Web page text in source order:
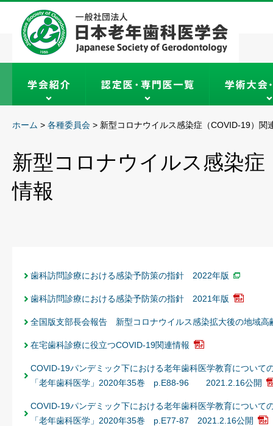
ホーム > 各種委員会 > 新型コロナウイルス感染症（COVID-19）関
新型コロナウイルス感染症
情報
歯科訪問診療における感染予防策の指針 2022年版
歯科訪問診療における感染予防策の指針 2021年版
全国版支部長会報告 新型コロナウイルス感染拡大後の地域
在宅歯科診療に役立つCOVID-19関連情報
COVID-19パンデミック下における老年歯科医学教育につい
「老年歯科医学」2020年35巻 p.E88-96 2021.2.16公開
COVID-19パンデミック下における老年歯科医学教育につい
「老年歯科医学」2020年35巻 p.E77-87 2021.2.16公開